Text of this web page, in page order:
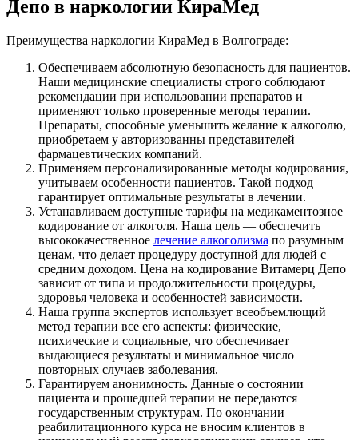
Депо в наркологии КираМед
Преимущества наркологии КираМед в Волгограде:
Обеспечиваем абсолютную безопасность для пациентов.
Наши медицинские специалисты строго соблюдают
рекомендации при использовании препаратов и
применяют только проверенные методы терапии.
Препараты, способные уменьшить желание к алкоголю,
приобретаем у авторизованны представителей
фармацевтических компаний.
Применяем персонализированные методы кодирования,
учитываем особенности пациентов. Такой подход
гарантирует оптимальные результаты в лечении.
Устанавливаем доступные тарифы на медикаментозное
кодирование от алкоголя. Наша цель — обеспечить
высококачественное лечение алкоголизма по разумным
ценам, что делает процедуру доступной для людей с
средним доходом. Цена на кодирование Витамерц Депо
зависит от типа и продолжительности процедуры,
здоровья человека и особенностей зависимости.
Наша группа экспертов использует всеобъемлющий
метод терапии все его аспекты: физические,
психические и социальные, что обеспечивает
выдающиеся результаты и минимальное число
повторных случаев заболевания.
Гарантируем анонимность. Данные о состоянии
пациента и прошедшей терапии не передаются
государственным структурам. По окончании
реабилитационного курса не вносим клиентов в